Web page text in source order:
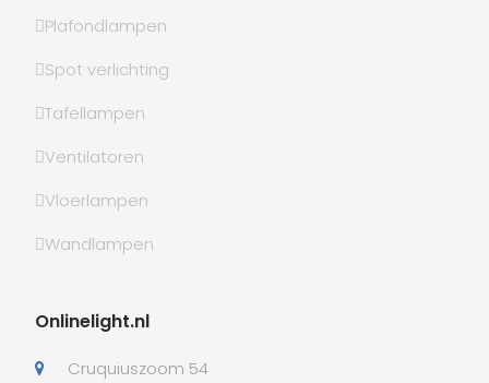
Plafondlampen
Spot verlichting
Tafellampen
Ventilatoren
Vloerlampen
Wandlampen
Onlinelight.nl
Cruquiuszoom 54